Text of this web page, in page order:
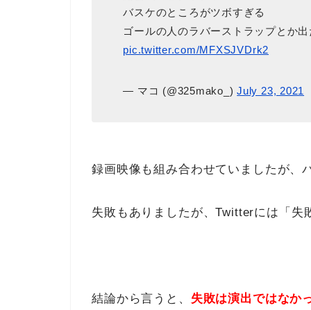
バスケのところがツボすぎる
ゴールの人のラバーストラップとか
pic.twitter.com/MFXSJVDrk2
— マコ (@325mako_)July 23, 2021
録画映像も組み合わせていましたが、
失敗もありましたが、Twitterには「失
結論から言うと、 失敗は演出ではなか